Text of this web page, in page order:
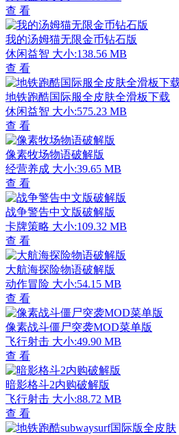
查 看
我的汤姆猫无限金币钻石版
休闲益智 大小:138.56 MB
查 看
地铁跑酷国际服全皮肤全滑板下载
休闲益智 大小:575.23 MB
查 看
像素牧场物语破解版
经营养成 大小:39.65 MB
查 看
战争警告中文版破解版
卡牌策略 大小:109.32 MB
查 看
大航海探险物语破解版
动作冒险 大小:54.15 MB
查 看
像素战斗僵尸突袭MOD菜单版
飞行射击 大小:49.90 MB
查 看
暗影格斗2内购破解版
飞行射击 大小:88.72 MB
查 看